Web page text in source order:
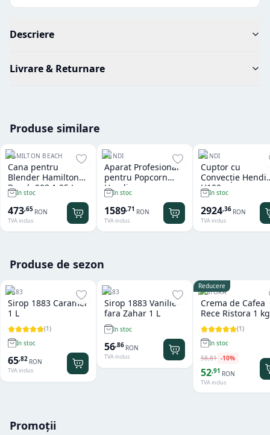
Descriere
Livrare & Returnare
Produse similare
HAMILTON BEACH
Cana pentru
Blender Hamilton
Beach 908 1.25 L
In stoc
473,65 RON
TVA inclus
HENDI
Aparat Profesional
pentru Popcorn
Hendi
In stoc
1589,71 RON
TVA inclus
HENDI
Cuptor cu
Convecție Hendi
H100
In stoc
2924,36 RON
TVA inclus
Produse de sezon
1883
Sirop 1883 Caramel
1 L
(1)
In stoc
65,82 RON
TVA inclus
1883
Sirop 1883 Vanilie
fara Zahar 1 L
In stoc
56,86 RON
TVA inclus
Reducere
RISTORA
Crema de Cafea
Rece Ristora 1 kg
(1)
In stoc
58,81 -10%
52,91 RON
TVA inclus
Promoții